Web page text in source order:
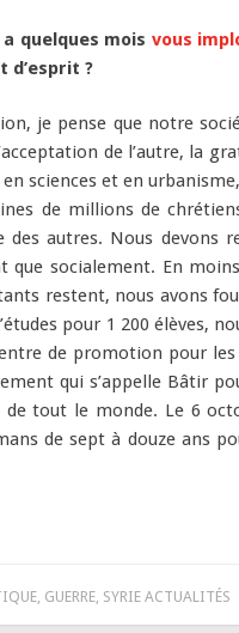
a quelques mois vous
d’esprit ?
je pense que notre
de l’autre, la
sciences et en
de millions de
autres. Nous devons
socialement. En
restent, nous avons
pour 1 200 élèves,
de promotion pour les
qui s’appelle Bâtir
tout le monde. Le 6
de sept à douze ans
, GUERRE, SYRIE ACTUALITÉS